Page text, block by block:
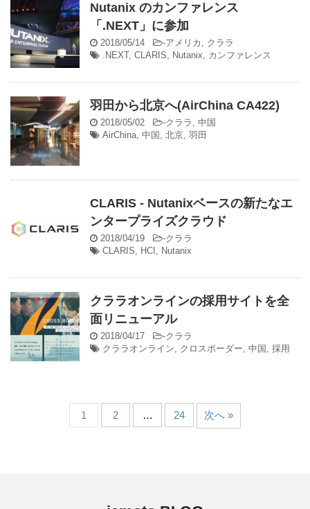
Nutanix のカンファレンス
「.NEXT」に参加
2018/05/14 -アメリカ , クララ
.NEXT, CLARIS, Nutanix, カンファレンス
羽田から北京へ(AirChina CA422)
2018/05/02 -クララ , 中国
AirChina, 中国 , 北京, 羽田
CLARIS - Nutanixベースの新たなエ
ンタープライズクラウド
2018/04/19 -クララ
CLARIS, HCI , Nutanix
クララオンラインの採用サイトを全
面リニューアル
2018/04/17 -クララ
クララオンライン, クロスボーダー, 中国 , 採用
1 2 … 24 次へ »